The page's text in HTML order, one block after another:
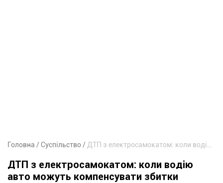
Головна Суспільство
ДТП з електросамокатом: коли водію
авто можуть компенсувати збитки